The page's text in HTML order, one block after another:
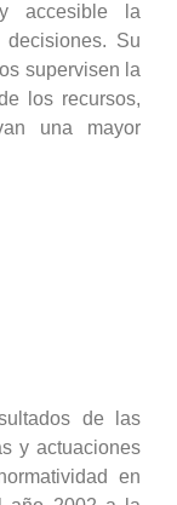
accesible la
Su
supervisen la
los recursos,
una mayor
de las
y actuaciones
en